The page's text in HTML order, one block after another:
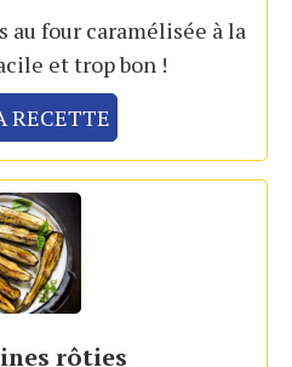
au four caramélisée à la
et trop bon !
RECETTE
rôties